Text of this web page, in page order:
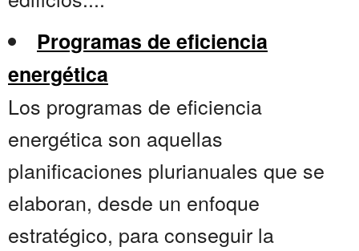
Programas de eficiencia
energética
Los programas de eficiencia
energética son aquellas
planificaciones plurianuales que se
elaboran, desde un enfoque
estratégico, para conseguir la